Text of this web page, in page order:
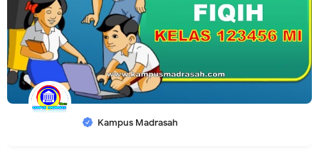
Kampus Madrasah